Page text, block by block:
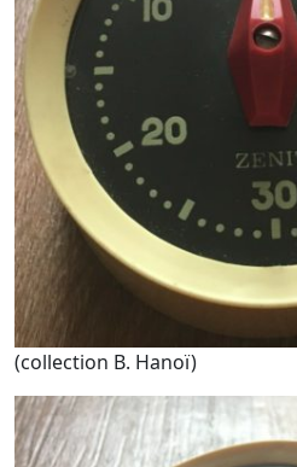
(collection B. Hanoï)